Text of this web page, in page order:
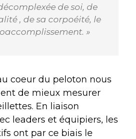
de soi, de
, de sa corpoéité, le
»
coeur du peloton nous
de mieux mesurer
En liaison
leaders et équipiers, les
ont par ce biais le